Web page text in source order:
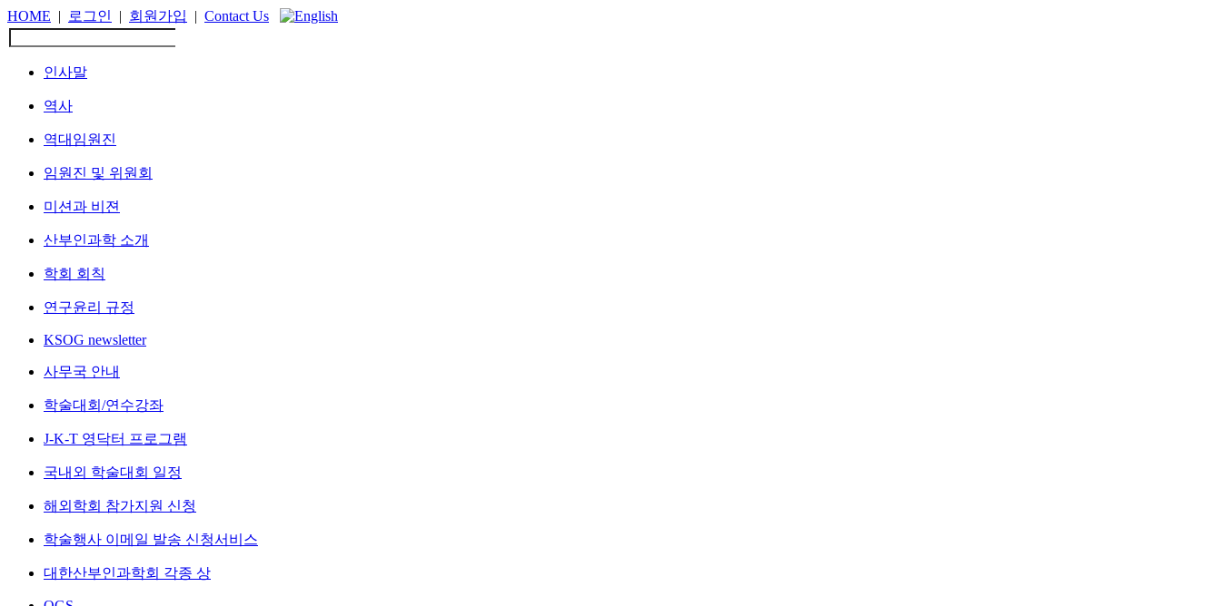
HOME | 로그인 | 회원가입 | Contact Us
인사말
역사
역대임원진
임원진 및 위원회
미션과 비젼
산부인과학 소개
학회 회칙
연구윤리 규정
KSOG newsletter
사무국 안내
학술대회/연수강좌
J-K-T 영닥터 프로그램
국내외 학술대회 일정
해외학회 참가지원 신청
학술행사 이메일 발송 신청서비스
대한산부인과학회 각종 상